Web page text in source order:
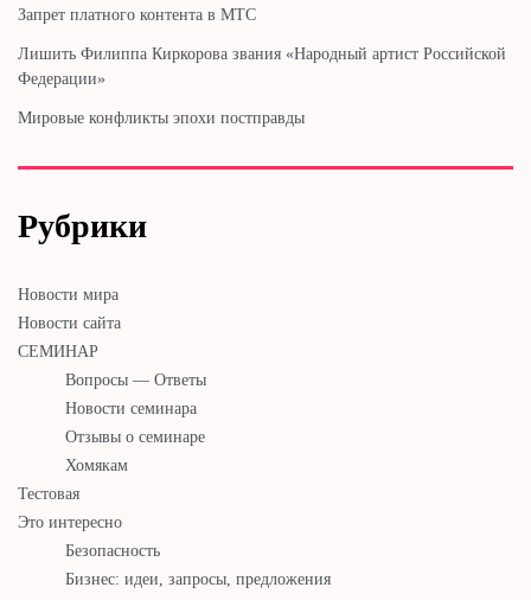
Запрет платного контента в МТС
Лишить Филиппа Киркорова звания «Народный артист Российской
Федерации»
Мировые конфликты эпохи постправды
Рубрики
Новости мира
Новости сайта
СЕМИНАР
Вопросы — Ответы
Новости семинара
Отзывы о семинаре
Хомякам
Тестовая
Это интересно
Безопасность
Бизнес: идеи, запросы, предложения